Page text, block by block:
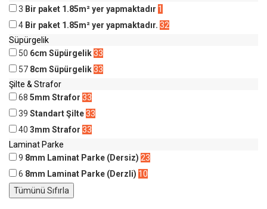
3 Bir paket 1.85m² yer yapmaktadır 1
4 Bir paket 1.85m² yer yapmaktadır. 32
Süpürgelik
50 6cm Süpürgelik33
57 8cm Süpürgelik33
Şilte & Strafor
68 5mm Strafor 33
39 Standart Şilte33
40 3mm Strafor 33
Laminat Parke
9 8mm Laminat Parke (Dersiz) 23
6 8mm Laminat Parke (Derzli) 10